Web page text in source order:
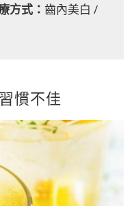
方式： 齒內美白 /
慣不佳